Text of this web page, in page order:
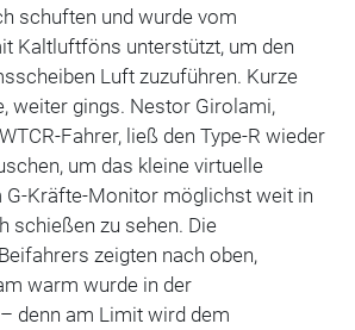
schuften und wurde vom
Kaltluftföns unterstützt, um den
Luft zuzuführen. Kurze
weiter gings. Nestor Girolami,
Fahrer, ließ den Type-R wieder
um das kleine virtuelle
G-Kräfte-Monitor möglichst weit in
schießen zu sehen. Die
zeigten nach oben,
warm wurde in der
denn am Limit wird dem